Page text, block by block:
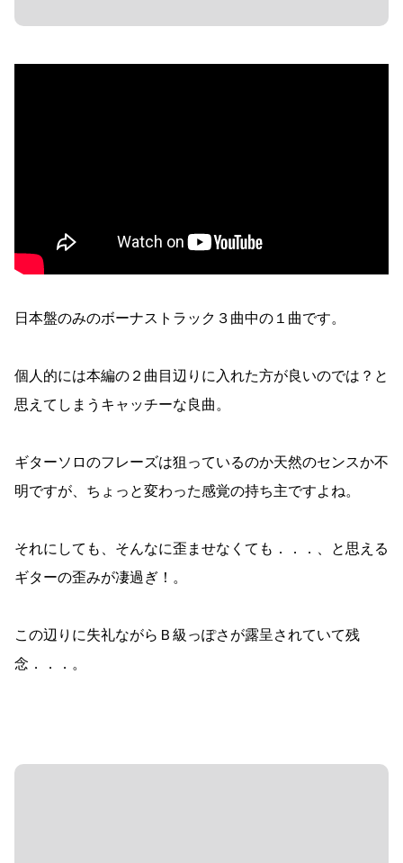
日本盤のみのボーナストラック３曲中の１曲です。
個人的には本編の２曲目辺りに入れた方が良いのでは？と
思えてしまうキャッチーな良曲。
ギターソロのフレーズは狙っているのか天然のセンスか不
明ですが、ちょっと変わった感覚の持ち主ですよね。
それにしても、そんなに歪ませなくても．．．、と思える
ギターの歪みが凄過ぎ！。
この辺りに失礼ながらＢ級っぽさが露呈されていて残
念．．．。